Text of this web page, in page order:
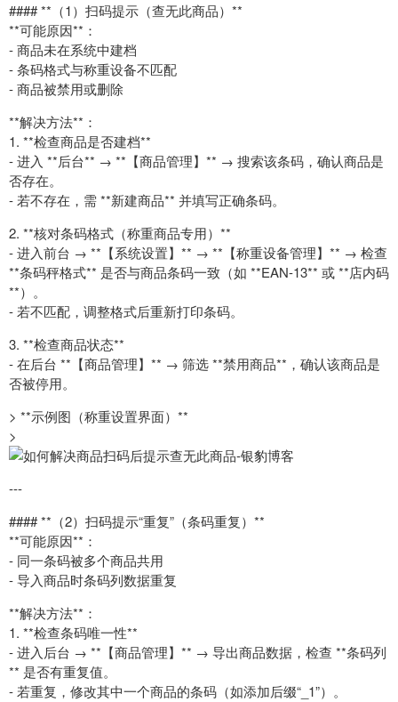
#### **（1）扫码提示（查无此商品）**
**可能原因**：
- 商品未在系统中建档
- 条码格式与称重设备不匹配
- 商品被禁用或删除
**解决方法**：
1. **检查商品是否建档**
- 进入 **后台** → **【商品管理】** → 搜索该条码，确认商品是
否存在。
- 若不存在，需 **新建商品** 并填写正确条码。
2. **核对条码格式（称重商品专用）**
- 进入前台 → **【系统设置】** → **【称重设备管理】** → 检查
**条码秤格式** 是否与商品条码一致（如 **EAN-13** 或 **店内码
**）。
- 若不匹配，调整格式后重新打印条码。
3. **检查商品状态**
- 在后台 **【商品管理】** → 筛选 **禁用商品**，确认该商品是
否被停用。
> **示例图（称重设置界面）**
>
---
#### **（2）扫码提示“重复”（条码重复）**
**可能原因**：
- 同一条码被多个商品共用
- 导入商品时条码列数据重复
**解决方法**：
1. **检查条码唯一性**
- 进入后台 → **【商品管理】** → 导出商品数据，检查 **条码列
** 是否有重复值。
- 若重复，修改其中一个商品的条码（如添加后缀“_1”）。